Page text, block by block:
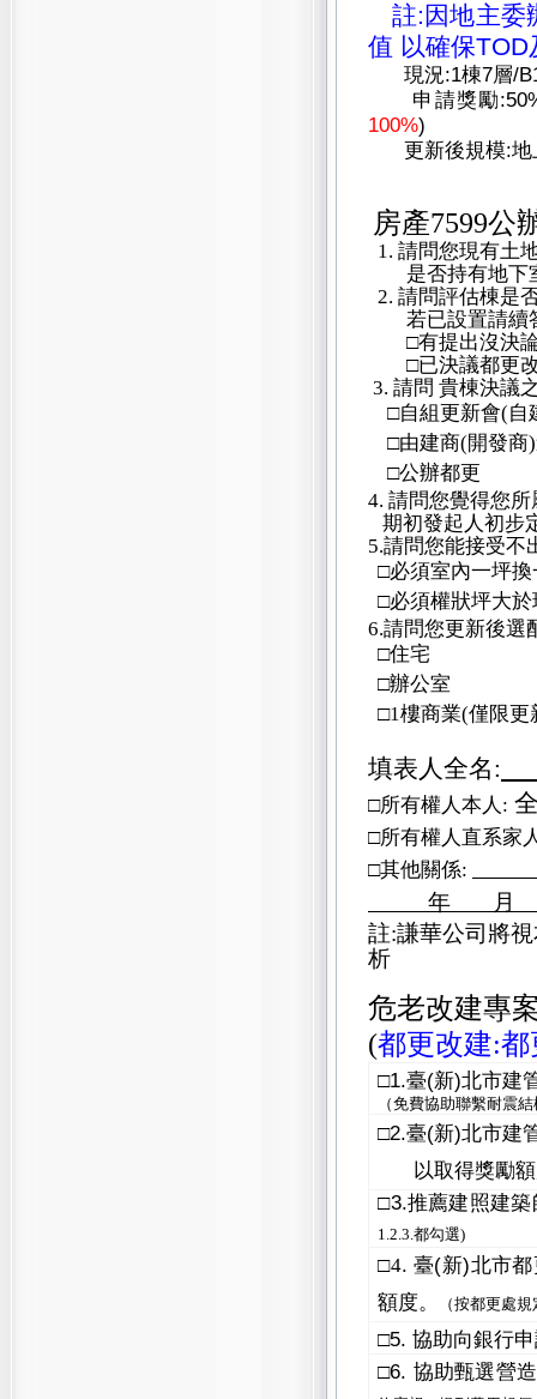
註:因地主委
值 以確保TOD
現況:1棟7層/
申請獎勵:50%
100%)
更新後規模:地
房產7599公
1. 請問您現有土
是否持有地下
2. 請問評估棟是
若已設置請續
□有提出沒決
□已決議都更
3. 請問 貴棟決議
□自組更新會(自
□由建商(開發商)
□公辦都更
4. 請問您覺得您
期初發起人初步
5.請問您能接受不
□必須室內一坪換
□必須權狀坪大
6.請問您更新後選
□住宅
□辦公室
□1樓商業(僅限更
填表人全名:
□所有權人本人 :
□所有權人直系家
□其他關係:
年
月
註:謙華公司將
析
危老改建專
(都更改建:
□1.臺(新)北市建
（免費協助聯繫耐震
□2.臺(新)北市建
以取得獎勵
□3.推薦建照建築
1.2.3.都勾選)
□4. 臺(新)北市
額度。
（按都更處
□5.協助向銀行
□6. 協助甄選營